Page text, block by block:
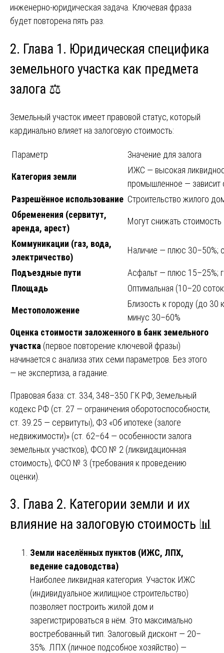
инженерно-юридическая задача. Ключевая фраза
будет повторена пять раз.
2. Глава 1. Юридическая специфика
земельного участка как предмета
залога ⚖️
Земельный участок имеет правовой статус, который
кардинально влияет на залоговую стоимость:
Параметр Значение для залога
Категория земли
ИЖС — высокая
промышленное — зависит
Разрешённое использование Строительство жилого
Обременения (сервитут,
аренда, арест)
Могут снижать
Коммуникации (газ, вода,
электричество)
Наличие — плюс 30–50%;
Подъездные пути
Асфальт — плюс 15–25%;
Площадь
Оптимальная (10–20
Местоположение
Близость к городу (до
минус 30–60%
Оценка стоимости заложенного в банк земельного
участка (первое повторение ключевой фразы)
начинается с анализа этих семи параметров. Без этого
— не экспертиза, а гадание.
Правовая база: ст. 334, 348–350 ГК РФ, Земельный
кодекс РФ (ст. 27 — ограничения оборотоспособности,
ст. 39.25 — сервитуты), ФЗ «Об ипотеке (залоге
недвижимости)» (ст. 62–64 — особенности залога
земельных участков), ФСО № 2 (ликвидационная
стоимость), ФСО № 3 (требования к проведению
оценки).
3. Глава 2. Категории земли и их
влияние на залоговую стоимость 📊
Земли населённых пунктов (ИЖС, ЛПХ,
ведение садоводства)
Наиболее ликвидная категория. Участок ИЖС
(индивидуальное жилищное строительство)
позволяет построить жилой дом и
зарегистрироваться в нём. Это максимально
востребованный тип. Залоговый дисконт — 20–
35%. ЛПХ (личное подсобное хозяйство) —